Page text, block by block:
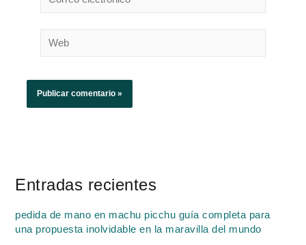
electrónico*
Web
Entradas recientes
pedida de mano en machu picchu guía completa para
una propuesta inolvidable en la maravilla del mundo